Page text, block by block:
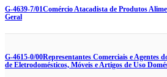
G-4639-7/01Comércio Atacadista de Produtos
Geral
G-4615-0/00Representantes Comerciais e Agentes
de Eletrodomésticos, Móveis e Artigos de Uso